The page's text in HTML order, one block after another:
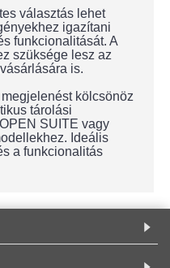
választás lehet
igazítani
funkcionalitását. A
szüksége lesz az
is.
kölcsönöz
tárolási
SUITE vagy
Ideális
a funkcionalitás